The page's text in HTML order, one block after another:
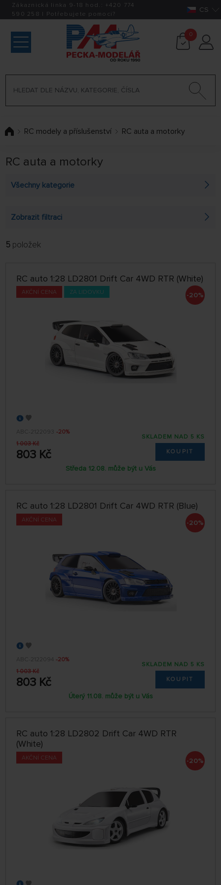
Zákaznická linka 9-18 hod.: +420 774
590 258 | Potřebujete pomoci? CS
0
RC modely a příslušenství RC auta a motorky
RC auta a motorky
Všechny kategorie
Kyosho - serie Mini-Z
RC auta elektro
RC motorky
Stavebnice RC aut
RC auta pro děti
Zobrazit filtraci
POBOČKA
jen skladem
ŘADIT:
VÝCHOZÍ SE ŠTÍTKY
32 NA STRÁNCE
5 položek
RC auto 1:28 LD2801 Drift Car 4WD RTR (White)
AKČNÍ CENA ZA LIDOVKU -20%
ABC-2122093
-20%
1 003 Kč
803 Kč
SKLADEM NAD 5 KS
KOUPIT
Středa 12.08. může být u Vás
RC auto 1:28 LD2801 Drift Car 4WD RTR (Blue)
AKČNÍ CENA -20%
ABC-2122094 -20%
1 003 Kč
803 Kč
SKLADEM NAD 5 KS
KOUPIT
Úterý 11.08. může být u Vás
RC auto 1:28 LD2802 Drift Car 4WD RTR
(White)
AKČNÍ CENA -20%